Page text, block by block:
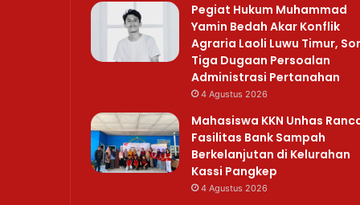
Pegiat Hukum Muhammad
Yamin Bedah Akar Konflik
Agraria Laoli Luwu Timur,
Tiga Dugaan Persoalan
Administrasi Pertanahan
4 Agustus 2026
Mahasiswa KKN Unhas
Fasilitas Bank Sampah
Berkelanjutan di Kelurahan
Kassi Pangkep
4 Agustus 2026